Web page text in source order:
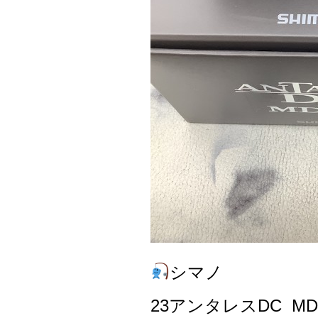
シマノ
23アンタレスDC